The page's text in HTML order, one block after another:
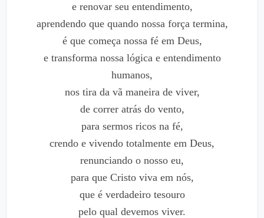
e renovar seu entendimento,
aprendendo que quando nossa força termina,
é que começa nossa fé em Deus,
e transforma nossa lógica e entendimento
humanos,
nos tira da vã maneira de viver,
de correr atrás do vento,
para sermos ricos na fé,
crendo e vivendo totalmente em Deus,
renunciando o nosso eu,
para que Cristo viva em nós,
que é verdadeiro tesouro
pelo qual devemos viver.